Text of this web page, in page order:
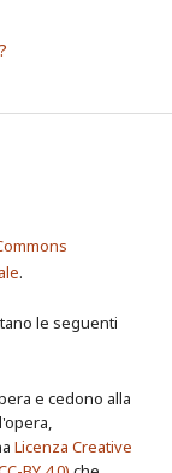
.
le seguenti
e cedono alla
Licenza Creative